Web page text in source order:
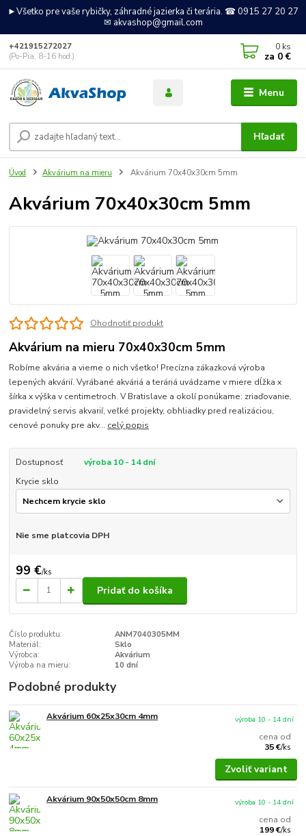
►Všetko pre vaše rybičky, záhradné jazierka či terária. ☎ 0915 27 20 27
✉ akvashop@gmail.com
Menu
Hľadať
+421915272027
(Po-Pia, 8-16 hod.)
0 ks
za 0 €
Úvod Akvárium na mieru Akvárium 70x40x30cm 5mm
Akvárium 70x40x30cm 5mm
Ohodnotiť produkt
Akvárium na mieru 70x40x30cm 5mm
Robíme akvária a vieme o nich všetko! Precízna zákazková výroba
lepených akvárií. Vyrábané akváriá a teráriá uvádzame v miere dĺžka x
šírka x výška v centimetroch. V Bratislave a okolí ponúkame: zriaďovanie,
pravidelný servis akvarií, veľké projekty, obhliadky pred realizáciou,
cenové ponuky pre akv... celý popis
Dostupnosť
výroba 10 - 14 dní
Krycie sklo
Nie sme platcovia DPH
99 €/ks
Pridať do košíka
Číslo produktu:
ANM7040305MM
Materiál:
Sklo
Výrobca:
Akvárium
Výroba na mieru:
10 dní
Podobné produkty
Akvárium 60x25x30cm 4mm
cena od
35 €/ks
výroba 10 - 14 dní
Zvoliť variant
Akvárium 90x50x50cm 8mm
cena od
199 €/ks
výroba 10 - 14 dní